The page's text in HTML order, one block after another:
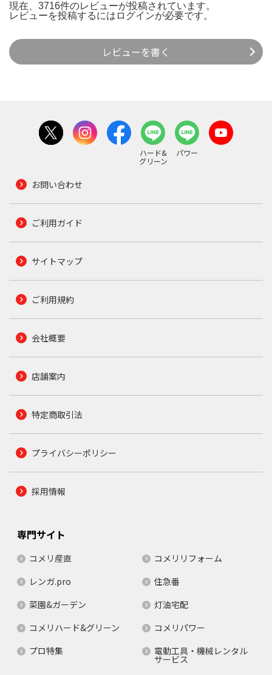
現在、3716件のレビューが投稿されています。
レビューを投稿するには ログインが必要です。
レビューを書く
ハード&
グリーン
パワー
お問い合わせ
ご利用ガイド
サイトマップ
ご利用規約
会社概要
店舗案内
特定商取引法
プライバシーポリシー
採用情報
専門サイト
コメリ産直
コメリリフォーム
レンガ.pro
住急番
菜園&ガーデン
灯油宅配
コメリハード&グリーン
コメリパワー
プロ特集
電動工具・機械レンタル
サービス